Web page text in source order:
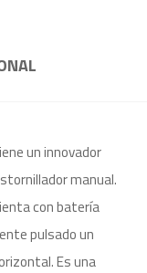
un innovador
manual.
con batería
pulsado un
Es una